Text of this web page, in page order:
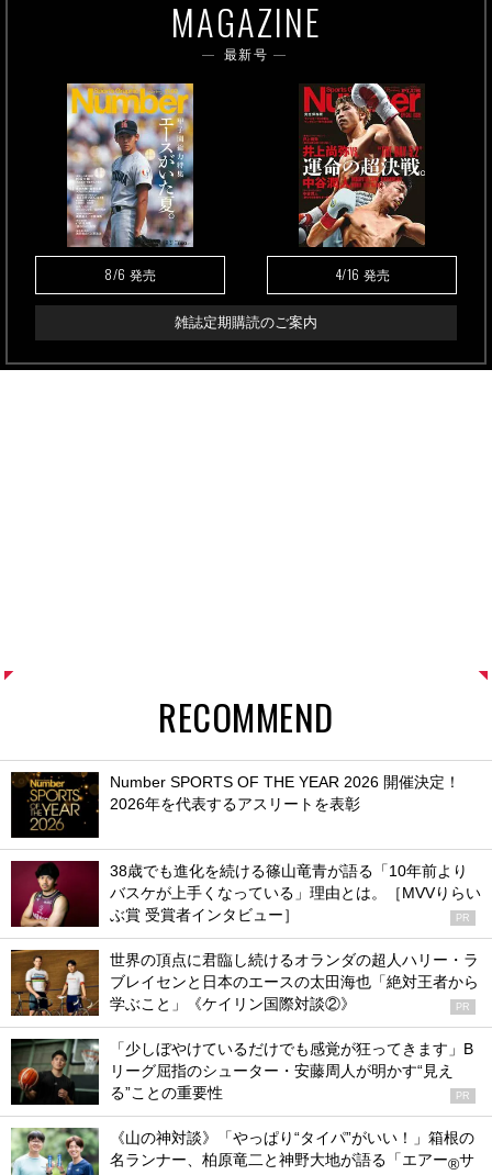
MAGAZINE
最新号
8/6 発売 4/16 発売
雑誌定期購読のご案内
RECOMMEND
Number SPORTS OF THE YEAR 2026 開催決定！
2026年を代表するアスリートを表彰
38歳でも進化を続ける篠山竜青が語る「10年前より
バスケが上手くなっている」理由とは。［MVVりらい
ぶ賞 受賞者インタビュー］
PR
世界の頂点に君臨し続けるオランダの超人ハリー・ラ
ブレイセンと日本のエースの太田海也「絶対王者から
学ぶこと」《ケイリン国際対談②》
PR
「少しぼやけているだけでも感覚が狂ってきます」B
リーグ屈指のシューター・安藤周人が明かす“見え
る”ことの重要性
PR
《山の神対談》「やっぱり“タイパ”がいい！」箱根の
名ランナー、柏原竜二と神野大地が語る「エアー®サ